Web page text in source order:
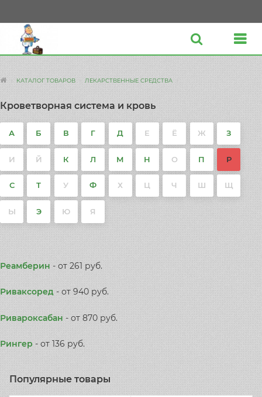
КАТАЛОГ ТОВАРОВ ЛЕКАРСТВЕННЫЕ СРЕДСТВА
Кроветворная система и кровь
А Б В Г Д Е Ё Ж З
И Й К Л М Н О П Р
С Т У Ф Х Ц Ч Ш Щ
Ы Э Ю Я
Реамберин - от 261 руб.
Риваксоред - от 940 руб.
Ривароксабан - от 870 руб.
Рингер - от 136 руб.
Популярные товары